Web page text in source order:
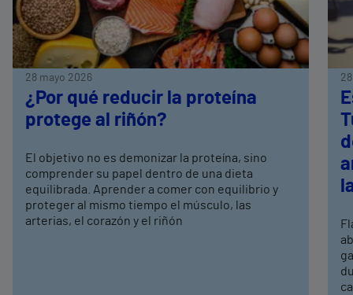
28 mayo 2026
¿Por qué reducir la proteína
protege al riñón?
El objetivo no es demonizar la proteína, sino
comprender su papel dentro de una dieta
equilibrada. Aprender a comer con equilibrio y
proteger al mismo tiempo el músculo, las
arterias, el corazón y el riñón